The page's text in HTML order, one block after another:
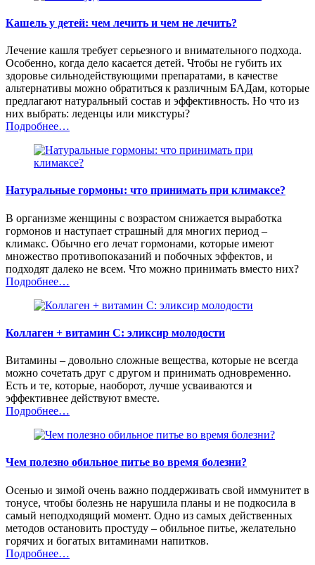
Кашель у детей: чем лечить и чем не лечить?
Лечение кашля требует серьезного и внимательного подхода.
Особенно, когда дело касается детей. Чтобы не губить их
здоровье сильнодействующими препаратами, в качестве
альтернативы можно обратиться к различным БАДам, которые
предлагают натуральный состав и эффективность. Но что из
них выбрать: леденцы или микстуры?
Подробнее…
Натуральные гормоны: что принимать при климаксе?
В организме женщины с возрастом снижается выработка
гормонов и наступает страшный для многих период –
климакс. Обычно его лечат гормонами, которые имеют
множество противопоказаний и побочных эффектов, и
подходят далеко не всем. Что можно принимать вместо них?
Подробнее…
Коллаген + витамин C: эликсир молодости
Витамины – довольно сложные вещества, которые не всегда
можно сочетать друг с другом и принимать одновременно.
Есть и те, которые, наоборот, лучше усваиваются и
эффективнее действуют вместе.
Подробнее…
Чем полезно обильное питье во время болезни?
Осенью и зимой очень важно поддерживать свой иммунитет в
тонусе, чтобы болезнь не нарушила планы и не подкосила в
самый неподходящий момент. Одно из самых действенных
методов остановить простуду – обильное питье, желательно
горячих и богатых витаминами напитков.
Подробнее…